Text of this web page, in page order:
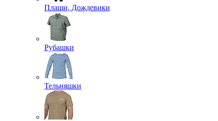
Плащи, Дождевики
Рубашки
Тельняшки